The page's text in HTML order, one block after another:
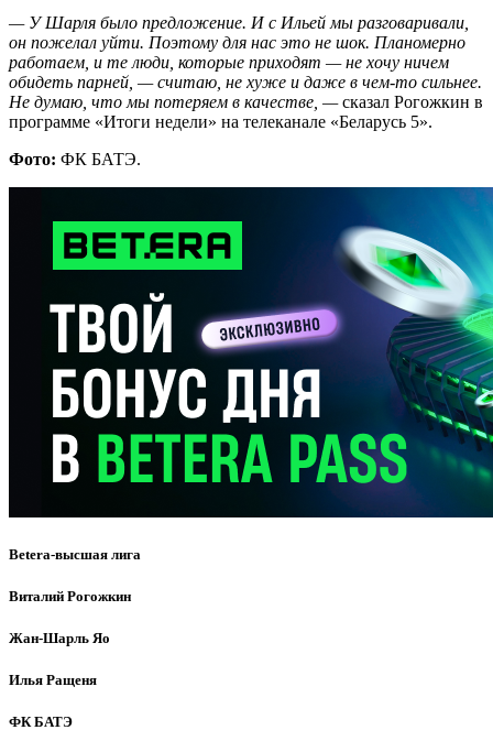
— У Шарля было предложение. И с Ильей мы разговаривали,
он пожелал уйти. Поэтому для нас это не шок. Планомерно
работаем, и те люди, которые приходят — не хочу ничем
обидеть парней, — считаю, не хуже и даже в чем-то сильнее.
Не думаю, что мы потеряем в качестве, —сказал Рогожкин в
программе «Итоги недели» на телеканале «Беларусь 5».
Фото: ФК БАТЭ.
Betera-высшая лига
Виталий Рогожкин
Жан-Шарль Яо
Илья Ращеня
ФК БАТЭ